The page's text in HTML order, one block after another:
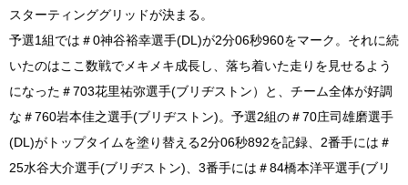
スターティンググリッドが決まる。
予選1組では＃0神谷裕幸選手(DL)が2分06秒960をマーク。それに続
いたのはここ数戦でメキメキ成長し、落ち着いた走りを見せるよう
になった＃703花里祐弥選手(ブリヂストン）と、チーム全体が好調
な＃760岩本佳之選手(ブリヂストン)。予選2組の＃70庄司雄磨選手
(DL)がトップタイムを塗り替える2分06秒892を記録、2番手には＃
25水谷大介選手(ブリヂストン)、3番手には＃84橋本洋平選手(ブリ